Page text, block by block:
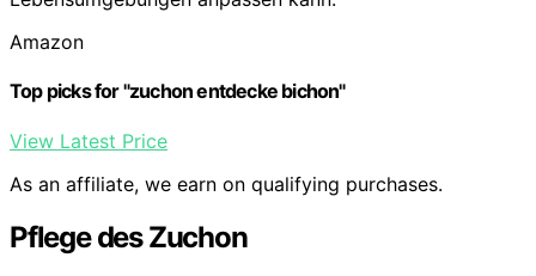
Amazon
Top picks for "zuchon entdecke bichon"
View Latest Price
As an affiliate, we earn on qualifying purchases.
Pflege des Zuchon